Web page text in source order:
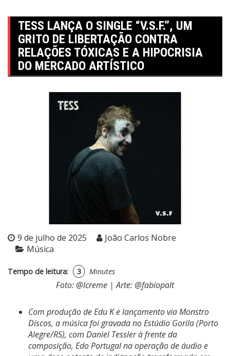
TESS LANÇA O SINGLE “V.S.F.”, UM
GRITO DE LIBERTAÇÃO CONTRA
RELAÇÕES TÓXICAS E A HIPOCRISIA
DO MERCADO ARTÍSTICO
9 de julho de 2025
João Carlos Nobre
Música
Tempo de leitura: 3 Minutes
Foto: @lcreme | Arte: @fabiopalt
Com produção de Edu K e lançamento via Monstro
Discos, a música foi gravada no Estúdio Gorila (Porto
Alegre/RS), com Daniel Tessler à frente da
composição, Edo Portugal na operação de áudio e